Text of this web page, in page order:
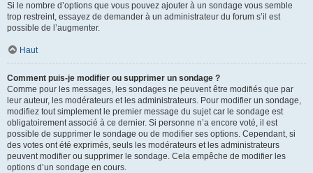
Si le nombre d’options que vous pouvez ajouter à un sondage vous semble
trop restreint, essayez de demander à un administrateur du forum s’il est
possible de l’augmenter.
Haut
Comment puis-je modifier ou supprimer un sondage ?
Comme pour les messages, les sondages ne peuvent être modifiés que par
leur auteur, les modérateurs et les administrateurs. Pour modifier un sondage,
modifiez tout simplement le premier message du sujet car le sondage est
obligatoirement associé à ce dernier. Si personne n’a encore voté, il est
possible de supprimer le sondage ou de modifier ses options. Cependant, si
des votes ont été exprimés, seuls les modérateurs et les administrateurs
peuvent modifier ou supprimer le sondage. Cela empêche de modifier les
options d’un sondage en cours.